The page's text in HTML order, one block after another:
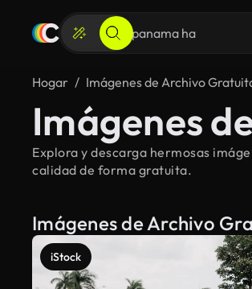
Hogar Imágenes de Archivo
Imágenes
Explora y descarga hermosas
calidad de forma gratuita.
Imágenes de Archivo
iStock